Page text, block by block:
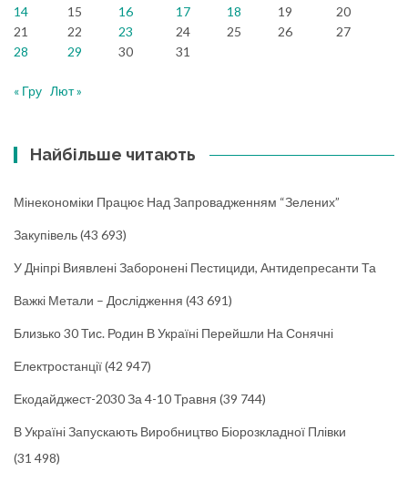
14
15 16 17 18 19
20
21
22 23 24 25 26
27
28
29 30 31
« Гру Лют »
Найбільше читають
Мінекономіки Працює Над Запровадженням “зелених”
Закупівель(43 693)
У Дніпрі Виявлені Заборонені Пестициди, Антидепресанти Та
Важкі Метали – Дослідження (43 691)
Близько 30 Тис. Родин В Україні Перейшли На Сонячні
Електростанції(42 947)
Екодайджест-2030 За 4-10 Травня (39 744)
В Україні Запускають Виробництво Біорозкладної Плівки
(31 498)